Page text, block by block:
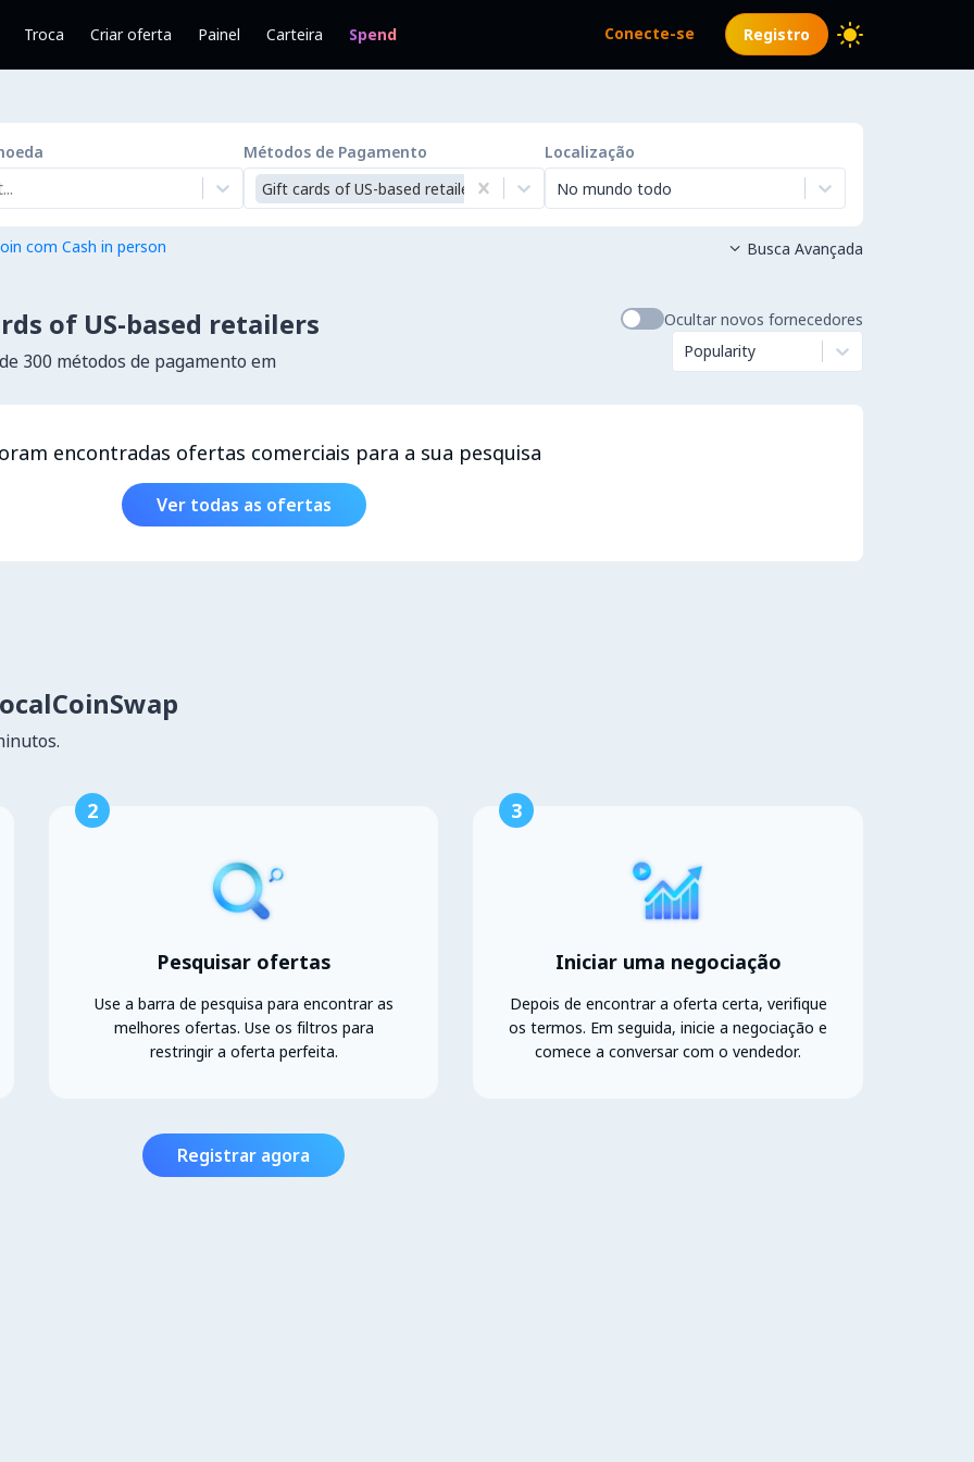
Troca Criar oferta Painel Carteira Spend Conecte-se Registro
Métodos de Pagamento
Gift cards of US-based retailers
Localização
No mundo todo
com Cash in person  Busca Avançada
of US-based retailers
300 métodos de pagamento em
Ocultar novos fornecedores
Popularity
encontradas ofertas comerciais para a sua pesquisa
Ver todas as ofertas
2
Pesquisar ofertas
Use a barra de pesquisa para encontrar as
melhores ofertas. Use os filtros para
restringir a oferta perfeita.
3
Iniciar uma negociação
Depois de encontrar a oferta certa, verifique
os termos. Em seguida, inicie a negociação e
comece a conversar com o vendedor.
Registrar agora